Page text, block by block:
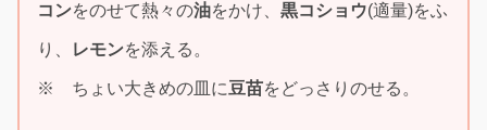
コンをのせて熱々の油をかけ、 黒コショウ(適量)をふ
り、 レモンを添える。
※ ちょい大きめの皿に豆苗をどっさりのせる。